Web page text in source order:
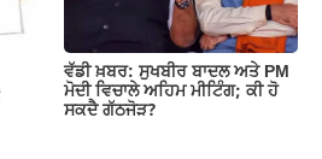
ਵੱਡੀ ਖ਼ਬਰ: ਸੁਖਬੀਰ ਬਾਦਲ ਅਤੇ PM
ਮੋਦੀ ਵਿਚਾਲੇ ਅਹਿਮ ਮੀਟਿੰਗ; ਕੀ ਹੋ
ਸਕਦੈ ਗੱਠਜੋੜ?